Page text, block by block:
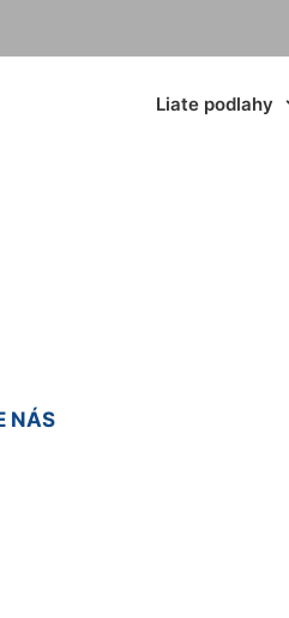
Liate podlahy
NÁS